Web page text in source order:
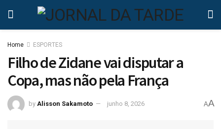
Home ESPORTES
Filho de Zidane vai disputar a
Copa, mas não pela França
by Alisson Sakamoto junho 8, 2026 AA